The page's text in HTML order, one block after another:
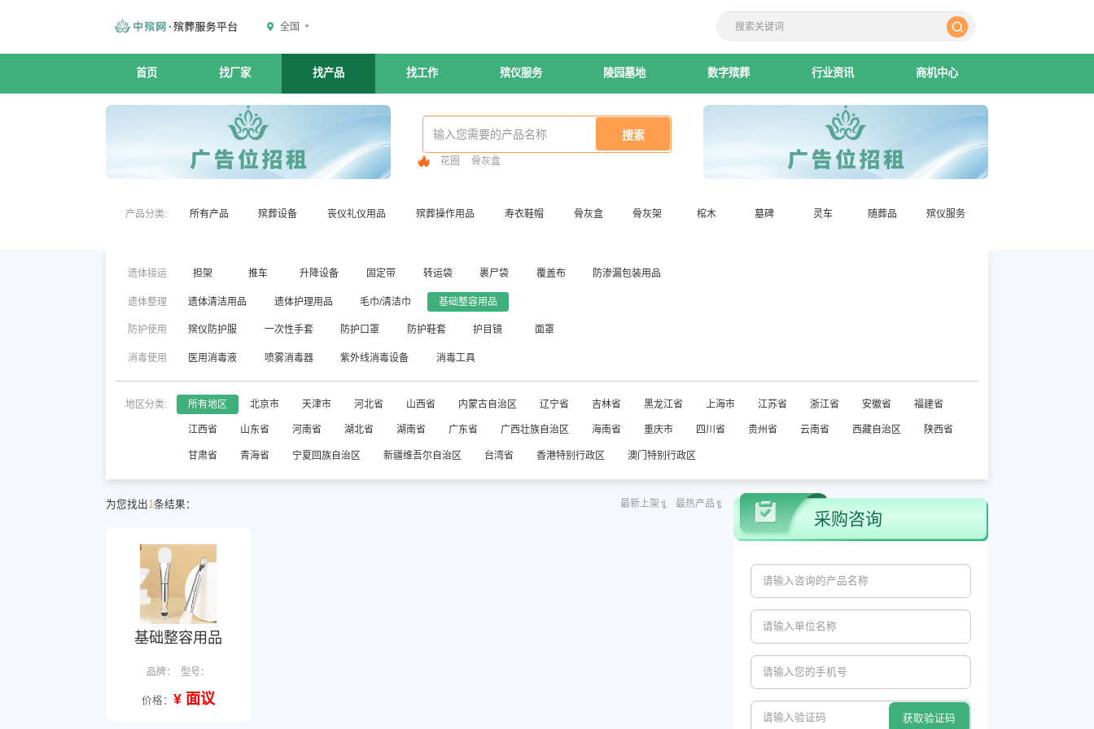
全国
首页 找厂家 找产品 找工作 殡仪服务 陵园墓地 数字殡葬 行业资讯 商机中心
花圈 骨灰盒
产品分类: 所有产品 殡葬设备 丧仪礼仪用品 殡葬操作用品 寿衣鞋帽 骨灰盒 骨灰架 棺木 墓碑 灵车 随葬品 殡仪服务
遗体接运 担架 推车 升降设备 固定带 转运袋 裹尸袋 覆盖布 防渗漏包装用品
遗体整理 遗体清洁用品 遗体护理用品 毛巾/清洁巾 基础整容用品
防护使用 殡仪防护服 一次性手套 防护口罩 防护鞋套 护目镜 面罩
消毒使用 医用消毒液 喷雾消毒器 紫外线消毒设备 消毒工具
地区分类: 所有地区 北京市 天津市 河北省 山西省 内蒙古自治区 辽宁省 吉林省 黑龙江省 上海市 江苏省 浙江省 安徽省 福建省
江西省 山东省 河南省 湖北省 湖南省 广东省 广西壮族自治区 海南省 重庆市 四川省 贵州省 云南省 西藏自治区 陕西省
甘肃省 青海省 宁夏回族自治区 新疆维吾尔自治区 台湾省 香港特别行政区 澳门特别行政区
为您找出1条结果： 最新上架 最热产品
基础整容用品
品牌： 型号：
价格： ¥ 面议
采购咨询